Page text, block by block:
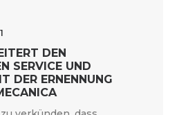
DEN
SERVICE UND
DER ERNENNUNG